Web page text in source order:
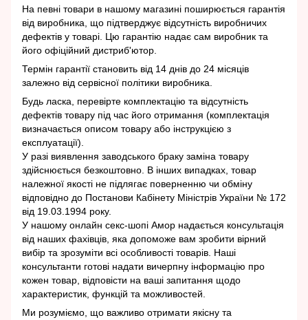
На певні товари в нашому магазині поширюється гарантія
від виробника, що підтверджує відсутність виробничих
дефектів у товарі. Цю гарантію надає сам виробник та
його офіційний дистриб'ютор.
Термін гарантії становить від 14 днів до 24 місяців
залежно від сервісної політики виробника.
Будь ласка, перевірте комплектацію та відсутність
дефектів товару під час його отримання (комплектація
визначається описом товару або інструкцією з
експлуатації).
У разі виявлення заводського браку заміна товару
здійснюється безкоштовно. В інших випадках, товар
належної якості не підлягає поверненню чи обміну
відповідно до Постанови Кабінету Міністрів України № 172
від 19.03.1994 року.
У нашому онлайн секс-шопі Амор надається консультація
від наших фахівців, яка допоможе вам зробити вірний
вибір та зрозуміти всі особливості товарів. Наші
консультанти готові надати вичерпну інформацію про
кожен товар, відповісти на ваші запитання щодо
характеристик, функцій та можливостей.
Ми розуміємо, що важливо отримати якісну та